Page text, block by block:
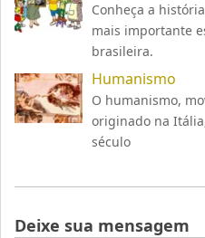
Conheça a
mais importante
brasileira.
Humanismo
O humanismo,
originado na
século
Deixe sua mensagem